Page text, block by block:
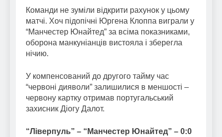
Команди не зуміли відкрити рахунок у цьому
матчі. Хоч підопічні Юргена Клоппа виграли у
“Манчестер Юнайтед” за всіма показниками,
оборона манкуніанців вистояла і зберегла
нічию.
У компенсований до другого тайму час
“червоні дияволи” залишилися в меншості –
червону картку отримав португальський
захисник Діогу Далот.
“Ліверпуль” – “Манчестер Юнайтед” – 0:0